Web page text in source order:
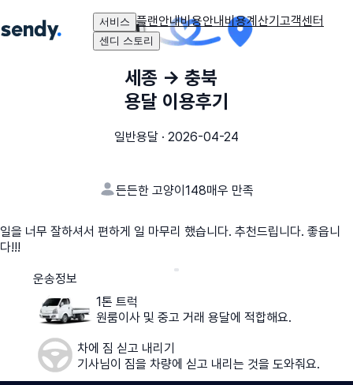
서비스 플랜안내비용안내비용계산기고객센터
센디 스토리
세종 → 충북
용달 이용후기
일반용달 · 2026-04-24
든든한 고양이148매우 만족
일을 너무 잘하셔서 편하게 일 마무리 했습니다. 추천드립니다. 좋읍니
다!!!
운송정보
1톤 트럭
원룸이사 및 중고 거래 용달에 적합해요.
차에 짐 싣고 내리기
기사님이 짐을 차량에 싣고 내리는 것을 도와줘요.